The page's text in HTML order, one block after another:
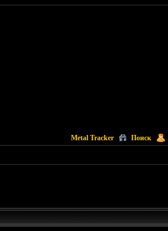
Metal Tracker Поиск